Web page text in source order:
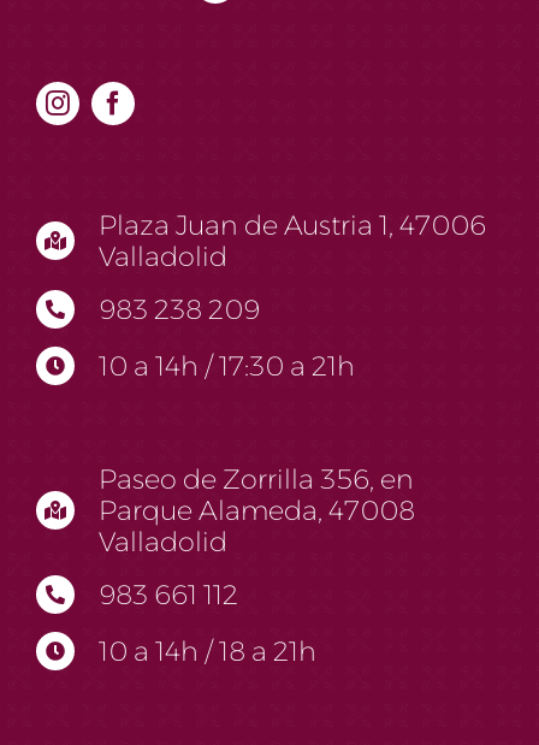
Plaza Juan de Austria 1, 47006
Valladolid
983 238 209
10 a 14h / 17:30 a 21h
Paseo de Zorrilla 356, en
Parque Alameda, 47008
Valladolid
983 661 112
10 a 14h / 18 a 21h